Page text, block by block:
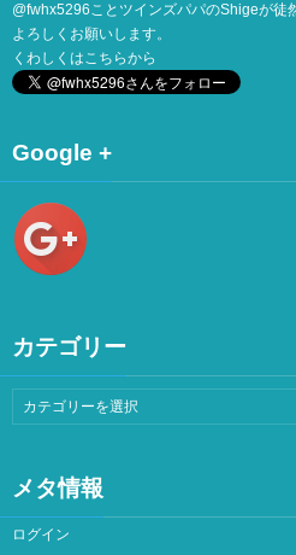
@fwhx5296ことツインズパパのShigeが徒
よろしくお願いします。
くわしくはこちらから
Google +
カテゴリー
メタ情報
ログイン